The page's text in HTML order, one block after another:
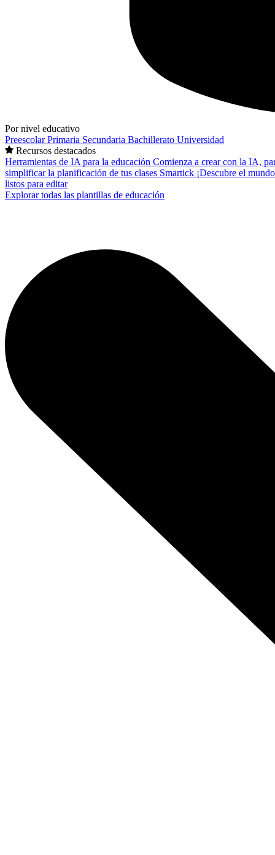
Por nivel educativo
PreescolarPrimaria Secundaria Bachillerato Universidad
Recursos destacados
Herramientas de IA para la educación Comienza a crear con la IA,
simplificar la planificación de tus clases Smartick ¡Descubre el
listos para editar
Explorar todas las plantillas de educación